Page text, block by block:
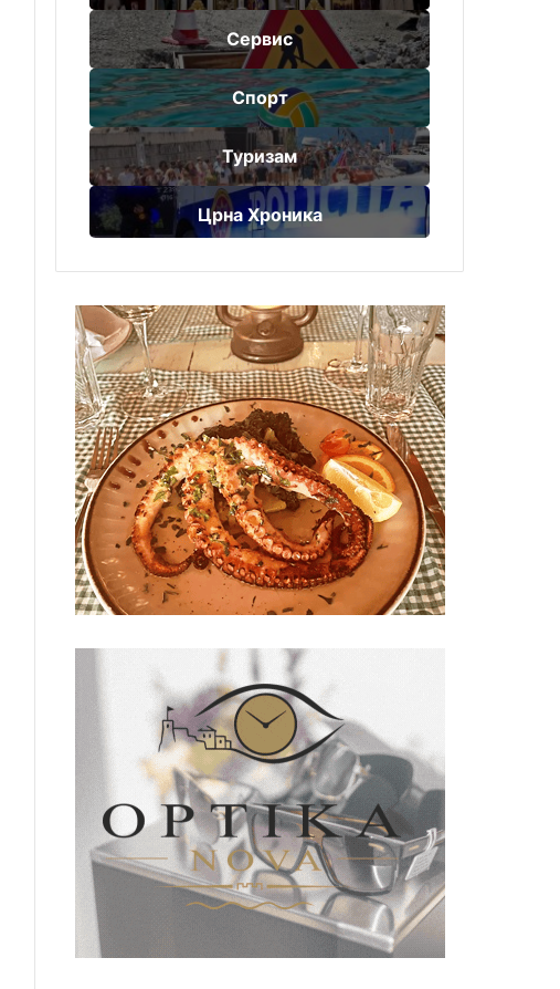
Сервис
Спорт
Туризам
Црна Хроника